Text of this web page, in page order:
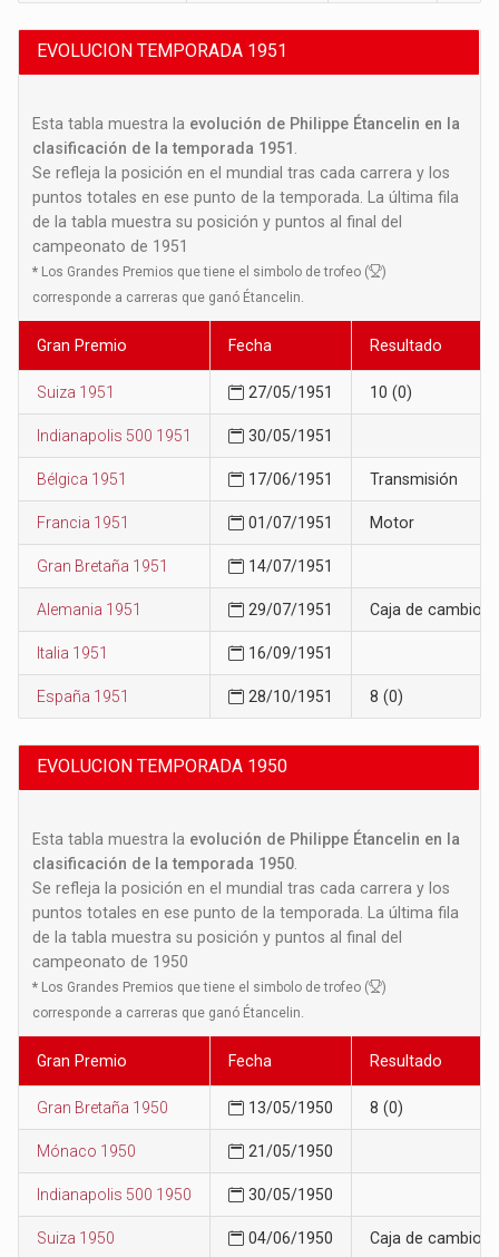
EVOLUCION TEMPORADA 1951
Esta tabla muestra la evolución de Philippe Étancelin en la
clasificación de la temporada 1951
Se refleja la posición en el mundial tras cada carrera y los
puntos totales en ese punto de la temporada. La última fila
de la tabla muestra su posición y puntos al final del
campeonato de 1951
* Los Grandes Premios que tiene el simbolo de trofeo (
)
corresponde a carreras que ganó Étancelin.
Gran Premio Fecha Resultado
Suiza 1951 27/05/1951 10 (0)
Indianapolis 500 1951 30/05/1951
Bélgica 1951 17/06/1951 Transmisión
Francia 1951 01/07/1951 Motor
Gran Bretaña 1951 14/07/1951
Alemania 1951 29/07/1951 Caja de cambios
Italia 1951 16/09/1951
España 1951 28/10/1951 8 (0)
EVOLUCION TEMPORADA 1950
Esta tabla muestra la evolución de Philippe Étancelin en la
clasificación de la temporada 1950
Se refleja la posición en el mundial tras cada carrera y los
puntos totales en ese punto de la temporada. La última fila
de la tabla muestra su posición y puntos al final del
campeonato de 1950
* Los Grandes Premios que tiene el simbolo de trofeo (
)
corresponde a carreras que ganó Étancelin.
Gran Premio Fecha Resultado
Gran Bretaña 1950 13/05/1950 8 (0)
Mónaco 1950 21/05/1950
Indianapolis 500 1950 30/05/1950
Suiza 1950 04/06/1950 Caja de cambios